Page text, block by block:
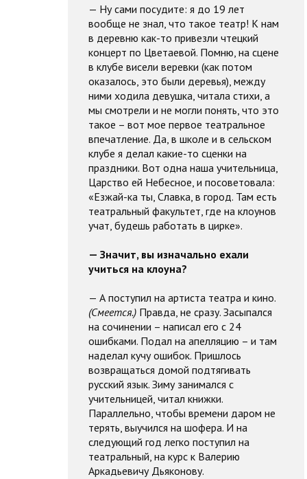
— Ну сами посудите: я до 19 лет
вообще не знал, что такое театр! К нам
в деревню как-то привезли чтецкий
концерт по Цветаевой. Помню, на сцене
в клубе висели веревки (как потом
оказалось, это были деревья), между
ними ходила девушка, читала стихи, а
мы смотрели и не могли понять, что это
такое – вот мое первое театральное
впечатление. Да, в школе и в сельском
клубе я делал какие-то сценки на
праздники. Вот одна наша учительница,
Царство ей Небесное, и посоветовала:
«Езжай-ка ты, Славка, в город. Там есть
театральный факультет, где на клоунов
учат, будешь работать в цирке».
— Значит, вы изначально ехали
учиться на клоуна?
— А поступил на артиста театра и кино.
(Смеется.)Правда, не сразу. Засыпался
на сочинении – написал его с 24
ошибками. Подал на апелляцию – и там
наделал кучу ошибок. Пришлось
возвращаться домой подтягивать
русский язык. Зиму занимался с
учительницей, читал книжки.
Параллельно, чтобы времени даром не
терять, выучился на шофера. И на
следующий год легко поступил на
театральный, на курс к Валерию
Аркадьевичу Дьяконову.